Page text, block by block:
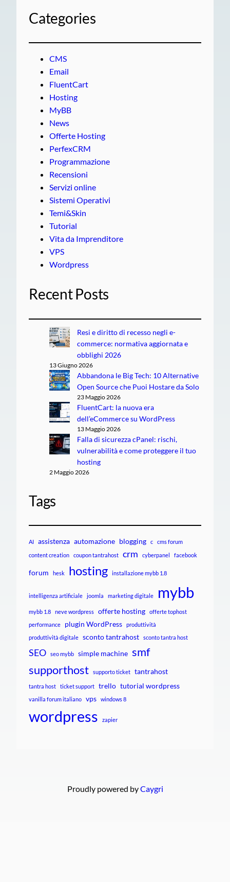
Categories
CMS
Email
FluentCart
Hosting
MyBB
News
Offerte Hosting
PerfexCRM
Programmazione
Recensioni
Servizi online
Sistemi Operativi
Temi&Skin
Tutorial
Vita da Imprenditore
VPS
Wordpress
Recent Posts
Resi e diritto di recesso negli e-
commerce: normativa aggiornata e
obblighi 2026
13 Giugno 2026
Abbandona le Big Tech: 10 Alternative
Open Source che Puoi Hostare da Solo
23 Maggio 2026
FluentCart: la nuova era
dell’eCommerce su WordPress
13 Maggio 2026
Falla di sicurezza cPanel: rischi,
vulnerabilità e come proteggere il tuo
hosting
2 Maggio 2026
Tags
AI assistenza automazione blogging c
cms forum
content creation
coupon tantrahost crm cyberpanel facebook
forum hesk hosting installazione mybb 1.8
intelligenza artificiale joomla marketing digitale mybb
mybb 1.8 neve wordpress offerte hosting
offerte tophost
performance
plugin WordPress
produttività
produttività digitale
sconto tantrahost sconto tantra host
SEO seo mybb simple machine smf
supporthost
supporto ticket tantrahost
tantra host ticket support trello tutorial wordpress
vanilla forum italiano vps windows 8
wordpress zapier
Proudly powered byCaygri